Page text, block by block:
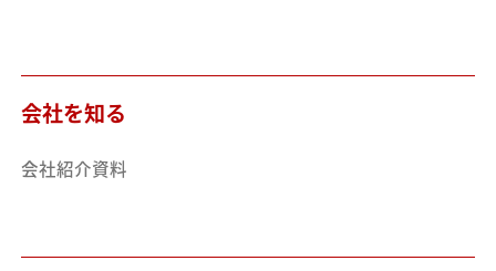
会社を知る
会社紹介資料